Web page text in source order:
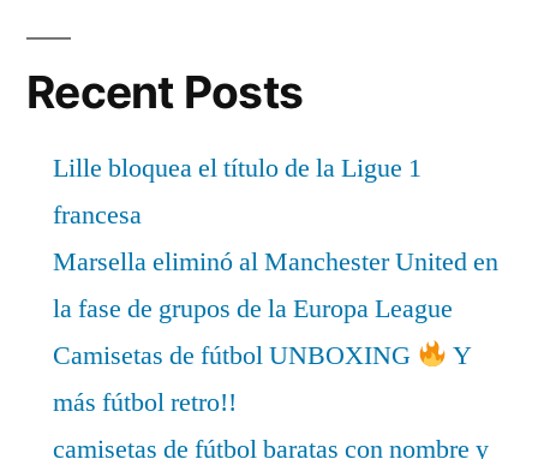
Recent Posts
Lille bloquea el título de la Ligue 1
francesa
Marsella eliminó al Manchester United en
la fase de grupos de la Europa League
Camisetas de fútbol UNBOXING
Y
más fútbol retro!!
camisetas de fútbol baratas con nombre y